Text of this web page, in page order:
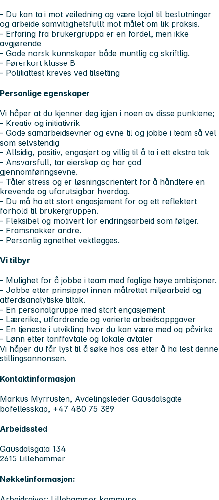
- Du kan ta i mot veiledning og være lojal til beslutninger
og arbeide samvittighetsfullt mot målet om lik praksis.
- Erfaring fra brukergruppa er en fordel, men ikke
avgjørende
- Gode norsk kunnskaper både muntlig og skriftlig.
- Førerkort klasse B
- Politiattest kreves ved tilsetting
Personlige egenskaper
Vi håper at du kjenner deg igjen i noen av disse punktene;
- Kreativ og initiativrik
- Gode samarbeidsevner og evne til og jobbe i team så vel
som selvstendig
- Allsidig, positiv, engasjert og villig til å ta i ett ekstra tak
- Ansvarsfull, tar eierskap og har god
gjennomføringsevne.
- Tåler stress og er løsningsorientert for å håndtere en
krevende og uforutsigbar hverdag.
- Du må ha ett stort engasjement for og ett reflektert
forhold til brukergruppen.
- Fleksibel og motivert for endringsarbeid som følger.
- Framsnakker andre.
- Personlig egnethet vektlegges.
Vi tilbyr
- Mulighet for å jobbe i team med faglige høye ambisjoner.
- Jobbe etter prinsippet innen målrettet miljøarbeid og
atferdsanalytiske tiltak.
- En personalgruppe med stort engasjement
- Lærerike, utfordrende og varierte arbeidsoppgaver
- En tjeneste i utvikling hvor du kan være med og påvirke
- Lønn etter tariffavtale og lokale avtaler
Vi håper du får lyst til å søke hos oss etter å ha lest denne
stillingsannonsen.
Kontaktinformasjon
Markus Myrrusten, Avdelingsleder Gausdalsgate
bofellesskap, +47 480 75 389
Arbeidssted
Gausdalsgata 134
2615 Lillehammer
Nøkkelinformasjon: